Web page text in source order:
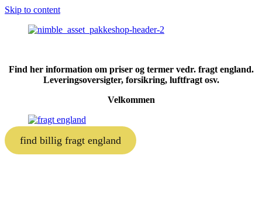
Skip to content
Find her information om priser og termer vedr. fragt england.
Leveringsoversigter, forsikring, luftfragt osv.
Velkommen
find billig fragt england